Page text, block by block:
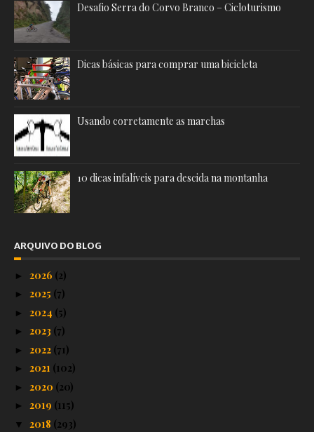
Desafio Serra do Corvo Branco – Cicloturismo
Dicas básicas para comprar uma bicicleta
Usando corretamente as marchas
10 dicas infalíveis para descida na montanha
ARQUIVO DO BLOG
► 2026 (2)
► 2025 (7)
► 2024 (5)
► 2023 (7)
► 2022 (71)
► 2021 (102)
► 2020 (20)
► 2019 (115)
▼ 2018 (293)